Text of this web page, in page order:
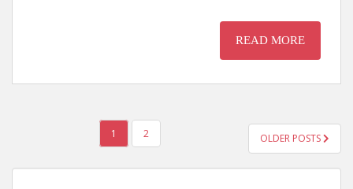
READ MORE
分
1 2 OLDER POSTS